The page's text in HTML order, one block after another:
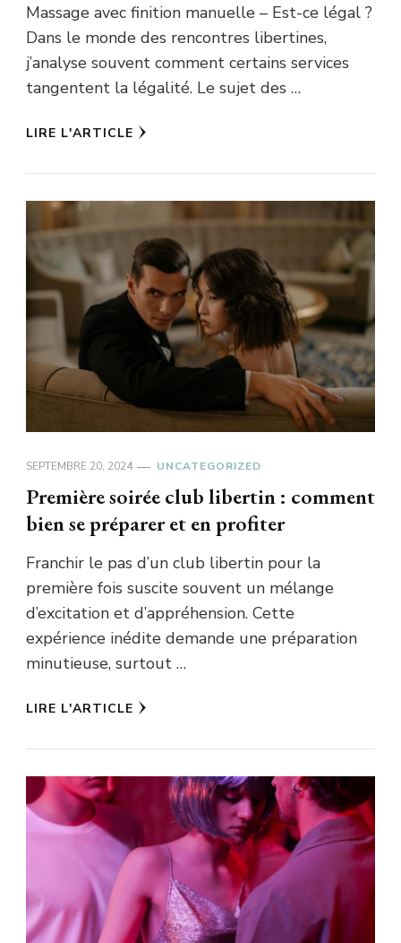
Massage avec finition manuelle – Est-ce légal ?
Dans le monde des rencontres libertines,
j’analyse souvent comment certains services
tangentent la légalité. Le sujet des …
LIRE L'ARTICLE
SEPTEMBRE 20, 2024 UNCATEGORIZED
Première soirée club libertin : comment
bien se préparer et en profiter
Franchir le pas d’un club libertin pour la
première fois suscite souvent un mélange
d’excitation et d’appréhension. Cette
expérience inédite demande une préparation
minutieuse, surtout …
LIRE L'ARTICLE